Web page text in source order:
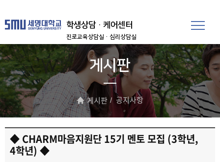
학생상담·케어센터
진로교육상담실 ·심리상담실
게시판
게시판 공지사항
◆ CHARM마음지원단 15기 멘토 모집 (3학년,
4학년) ◆